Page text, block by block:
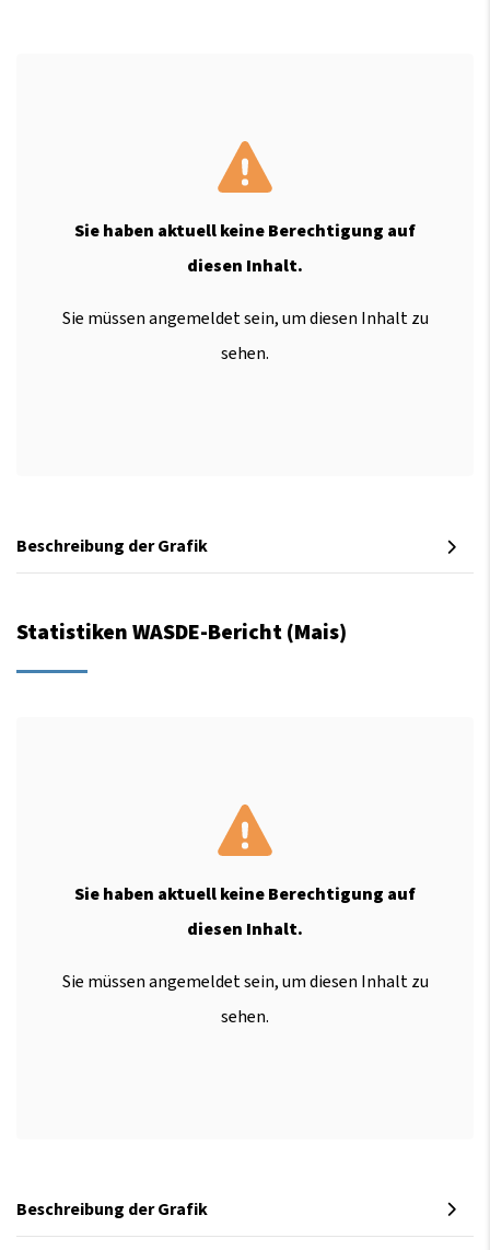
Sie haben aktuell keine Berechtigung auf
diesen Inhalt.
Sie müssen angemeldet sein, um diesen Inhalt zu
sehen.
Beschreibung der Grafik
Statistiken WASDE-Bericht (Mais)
Sie haben aktuell keine Berechtigung auf
diesen Inhalt.
Sie müssen angemeldet sein, um diesen Inhalt zu
sehen.
Beschreibung der Grafik